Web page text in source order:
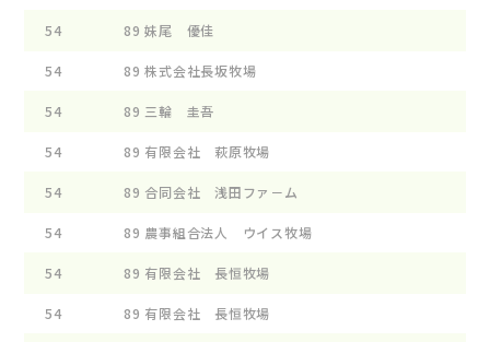
54 89 妹尾 優佳
54 89 株式会社長坂牧場
54 89 三輪 圭吾
54 89 有限会社 萩原牧場
54 89 合同会社 浅田ファ－ム
54 89 農事組合法人 ウイス牧場
54 89 有限会社 長恒牧場
54 89 有限会社 長恒牧場